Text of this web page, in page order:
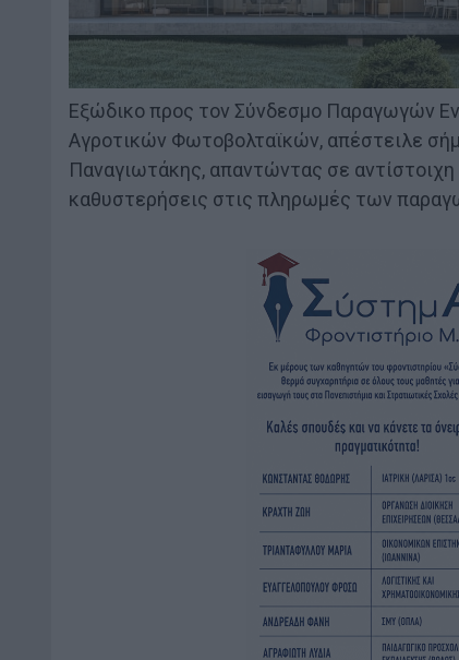
Εξώδικο προς τον Σύνδεσμο Παραγωγών
Αγροτικών Φωτοβολταϊκών, απέστειλε
Παναγιωτάκης, απαντώντας σε
καθυστερήσεις στις πληρωμές των